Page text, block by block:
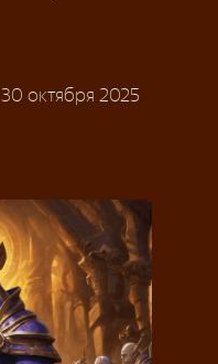
30 октября 2025